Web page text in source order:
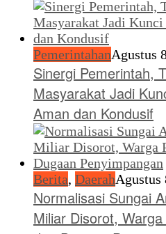
PemerintahanAgustus
Sinergi Pemerintah,
Masyarakat Jadi
Aman dan Kondusif
Berita, DaerahAgustus
Normalisasi Sungai
Miliar Disorot,